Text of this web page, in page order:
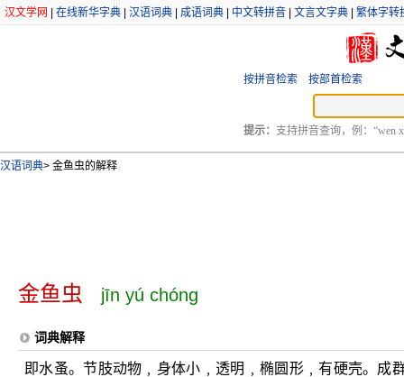
汉文学网 在线新华字典 汉语词典 成语词典 中文转拼音 文言文字典 繁体字转
按拼音检索 按部首检索
提示： 支持拼音查询，例：“wen
汉语词典> 金鱼虫的解释
金鱼虫 jīn yú chóng
词典解释
即水蚤。节肢动物﹐身体小﹐透明﹐椭圆形﹐有硬壳。成